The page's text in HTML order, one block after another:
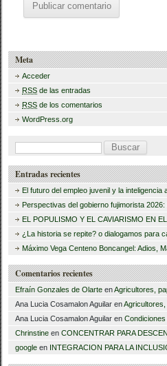
Meta
Acceder
RSS de las entradas
RSS de los comentarios
WordPress.org
B
u
s
c
a
r
Entradas recientes
El futuro del empleo juvenil y la inteligencia
Perspectivas del gobierno fujimorista
EL POPULISMO Y EL CAVIARISMO EN
¿La historia se repite? o dialogamos para
Máximo Vega Centeno Boncangel: Adios,
Comentarios recientes
Efraín Gonzales de Olarte enAgricultores,
Ana Lucia Cosamalon Aguilar en
Ana Lucia Cosamalon Aguilar en
Chrinstine enCONCENTRAR PARA
google en INTEGRACION PARA LA